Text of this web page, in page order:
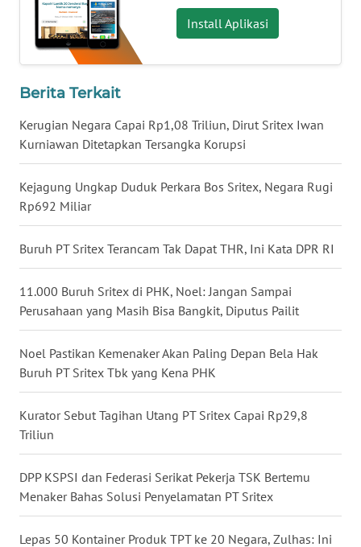
Install Aplikasi
Berita Terkait
Kerugian Negara Capai Rp1,08 Triliun, Dirut Sritex Iwan
Kurniawan Ditetapkan Tersangka Korupsi
Kejagung Ungkap Duduk Perkara Bos Sritex, Negara Rugi
Rp692 Miliar
Buruh PT Sritex Terancam Tak Dapat THR, Ini Kata DPR RI
11.000 Buruh Sritex di PHK, Noel: Jangan Sampai
Perusahaan yang Masih Bisa Bangkit, Diputus Pailit
Noel Pastikan Kemenaker Akan Paling Depan Bela Hak
Buruh PT Sritex Tbk yang Kena PHK
Kurator Sebut Tagihan Utang PT Sritex Capai Rp29,8
Triliun
DPP KSPSI dan Federasi Serikat Pekerja TSK Bertemu
Menaker Bahas Solusi Penyelamatan PT Sritex
Lepas 50 Kontainer Produk TPT ke 20 Negara, Zulhas: Ini
WN
BABEL
WN
SUMBAR
WN
WN
WN
NUSANTARA
WN
JOGJA
WN
JATIM